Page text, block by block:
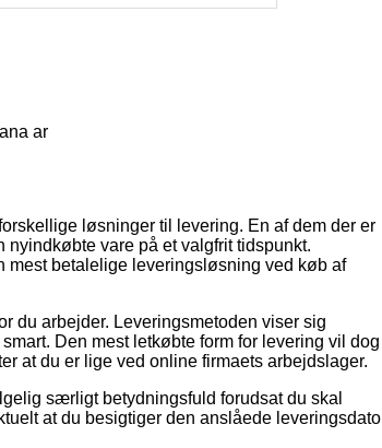
ar
løsninger til levering. En af dem der er
nyindkøbte vare på et valgfrit tidspunkt.
mest betalelige leveringsløsning ved køb af
du arbejder. Leveringsmetoden viser sig
Den mest letkøbte form for levering vil dog
at du er lige ved online firmaets arbejdslager.
særligt betydningsfuld forudsat du skal
at du besigtiger den anslåede leveringsdato